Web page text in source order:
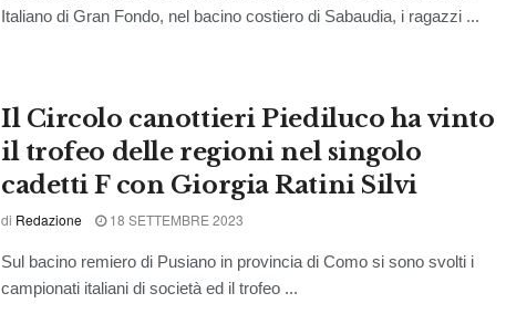
Italiano di Gran Fondo, nel bacino costiero di Sabaudia, i ragazzi ...
Il Circolo canottieri Piediluco ha vinto
il trofeo delle regioni nel singolo
cadetti F con Giorgia Ratini Silvi
di Redazione 18 SETTEMBRE 2023
Sul bacino remiero di Pusiano in provincia di Como si sono svolti i
campionati italiani di società ed il trofeo ...